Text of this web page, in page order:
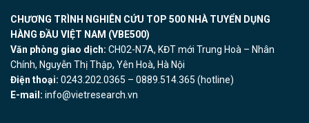
CHƯƠNG TRÌNH NGHIÊN CỨU TOP 500 NHÀ TUYỂN DỤNG
HÀNG ĐẦU VIỆT NAM (VBE500)
Văn phòng giao dịch: CH02-N7A, KĐT mới Trung Hoà – Nhân
Chính, Nguyễn Thị Thập, Yên Hoà, Hà Nội
Điện thoại: 0243.202.0365 – 0889.514.365 (hotline)
E-mail: info@vietresearch.vn